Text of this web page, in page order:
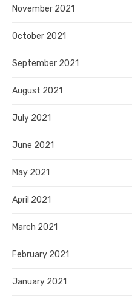
November 2021
October 2021
September 2021
August 2021
July 2021
June 2021
May 2021
April 2021
March 2021
February 2021
January 2021